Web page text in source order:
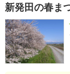
新発田の春ま